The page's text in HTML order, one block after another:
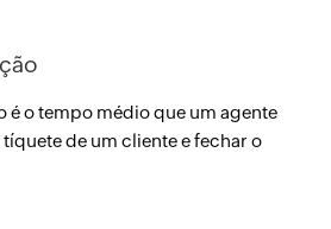
é o tempo médio que um agente
de um cliente e fechar o